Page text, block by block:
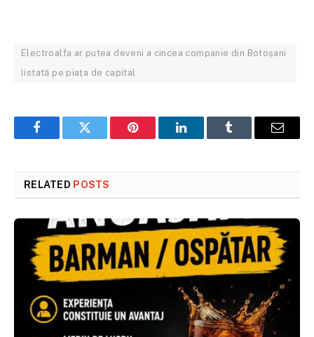
Electroalfa ar putea deveni a cincea companie din Botoșani
listată pe piața de capital
FacebookTwitter Pinterest LinkedInTumblr Email
RELATED POSTS